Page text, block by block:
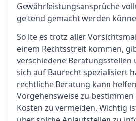
Gewährleistungsansprüche
geltend gemacht werden
Sollte es trotz aller
einem Rechtsstreit kommen,
verschiedene Beratungsstellen
sich auf Baurecht spezialisiert
rechtliche Beratung kann
Vorgehensweise zu
Kosten zu vermeiden. Wichtig